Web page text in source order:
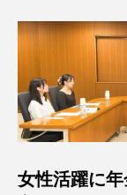
女性活躍に